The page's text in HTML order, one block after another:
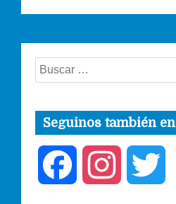
Buscar:
Seguinos también en